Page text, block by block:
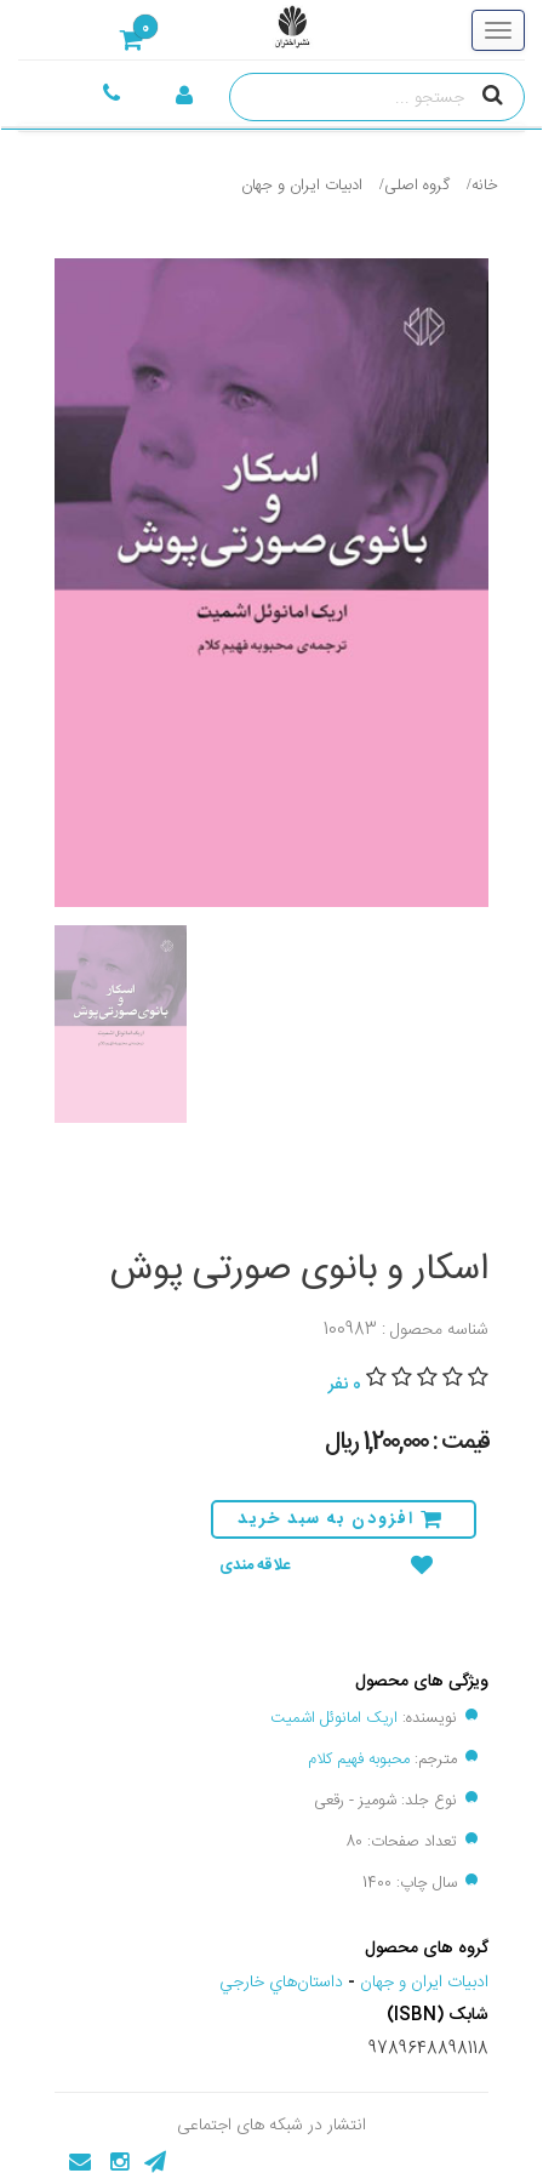
0
خانه گروه اصلی ادبيات ايران و جهان
اسکار و بانوی صورتی پوش
شناسه محصول : 100983
0 نفر
قیمت : 1,200,000 ريال
افزودن به سبد خرید
علاقه مندی
ویژگی های محصول
نویسنده: اریک امانوئل اشمیت
مترجم: محبوبه فهیم کلام
نوع جلد: شومیز - رقعی
تعداد صفحات: 80
سال چاپ: 1400
گروه های محصول
ادبيات ايران و جهان - داستان‌هاي خارجي
شابک (ISBN)
9789648898118
انتشار در شبکه های اجتماعی